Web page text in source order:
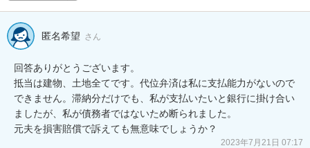
匿名希望 さん
回答ありがとうございます。
抵当は建物、土地全てです。代位弁済は私に支払能力がないので
できません。滞納分だけでも、私が支払いたいと銀行に掛け合い
ましたが、私が債務者ではないため断られました。
元夫を損害賠償で訴えても無意味でしょうか？
2023年7月21日 07:17